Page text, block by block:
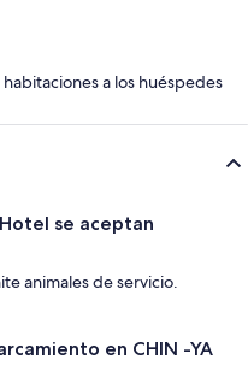
a los huéspedes
se aceptan
animales de servicio.
en CHIN -YA